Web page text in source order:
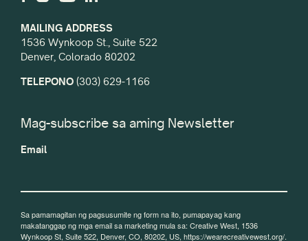
MAILING ADDRESS
1536 Wynkoop St., Suite 522
Denver, Colorado 80202
TELEPONO (303) 629-1166
Mag-subscribe sa aming Newsletter
Email
Sa pamamagitan ng pagsusumite ng form na ito, pumapayag kang
makatanggap ng mga email sa marketing mula sa: Creative West, 1536
Wynkoop St, Suite 522, Denver, CO, 80202, US, https://wearecreativewest.org/.